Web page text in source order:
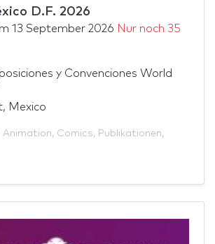
D.F. 2026
13 September 2026 Nur noch 35
y Convenciones World
Mexico
Animation, Comics, Publikationen,